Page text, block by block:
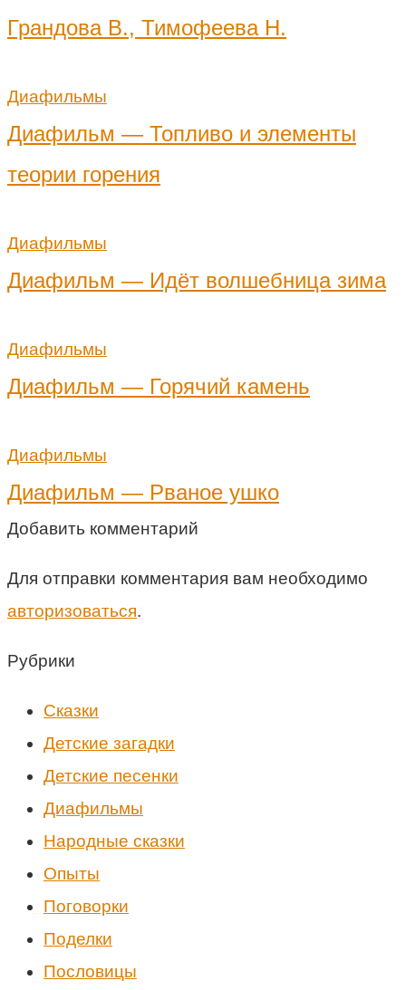
Грандова В., Тимофеева Н.
Диафильмы
Диафильм — Топливо и элементы
теории горения
Диафильмы
Диафильм — Идёт волшебница зима
Диафильмы
Диафильм — Горячий камень
Диафильмы
Диафильм — Рваное ушко
Добавить комментарий
Для отправки комментария вам необходимо
авторизоваться.
Рубрики
Cказки
Детские загадки
Детские песенки
Диафильмы
Народные сказки
Опыты
Поговорки
Поделки
Пословицы